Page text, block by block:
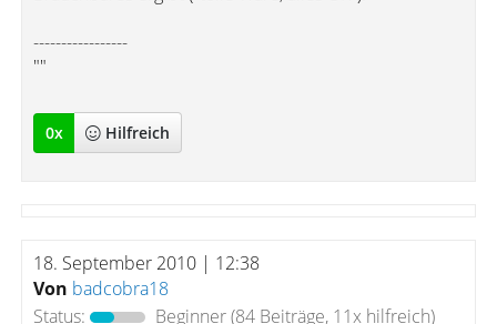
-----------------
""
0x Hilfreich
18. September 2010 | 12:38
Von badcobra18
Status:
Beginner(84 Beiträge, 11x hilfreich)